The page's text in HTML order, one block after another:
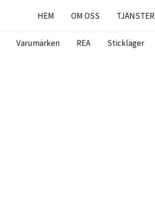
HEM OM OSS TJÄNSTER
Varumärken REA Stickläger